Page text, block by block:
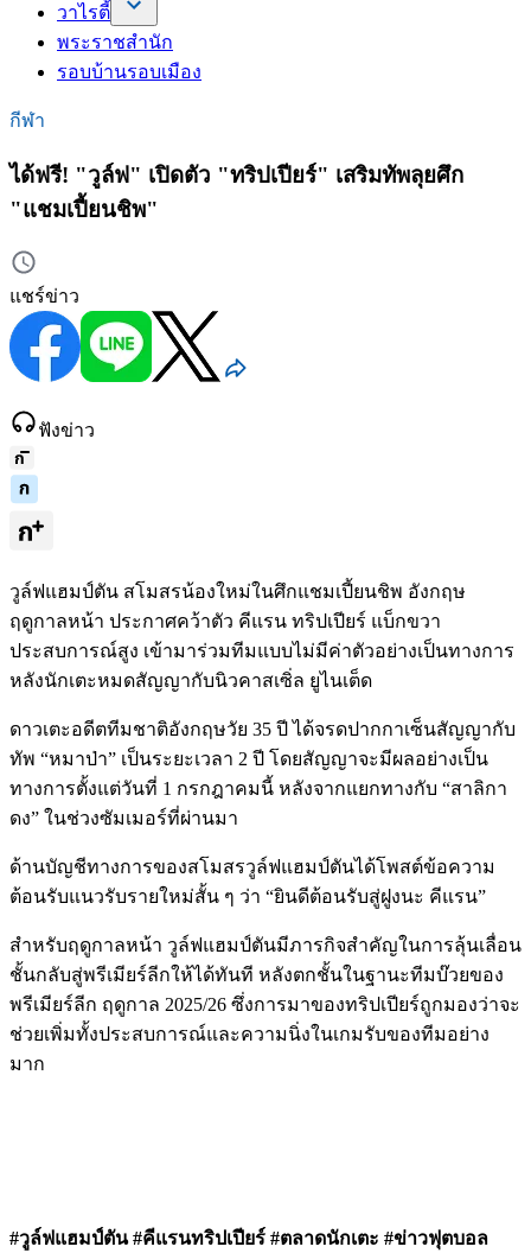
วาไรตี้
พระราชสำนัก
รอบบ้านรอบเมือง
กีฬา
ได้ฟรี! "วูล์ฟ" เปิดตัว "ทริปเปียร์" เสริมทัพลุยศึก
"แชมเปี้ยนชิพ"
แชร์ข่าว
ฟังข่าว
วูล์ฟแฮมป์ตัน สโมสรน้องใหม่ในศึกแชมเปี้ยนชิพ อังกฤษ
ฤดูกาลหน้า ประกาศคว้าตัว คีแรน ทริปเปียร์ แบ็กขวา
ประสบการณ์สูง เข้ามาร่วมทีมแบบไม่มีค่าตัวอย่างเป็นทางการ
หลังนักเตะหมดสัญญากับนิวคาสเซิ่ล ยูไนเต็ด
ดาวเตะอดีตทีมชาติอังกฤษวัย 35 ปี ได้จรดปากกาเซ็นสัญญากับ
ทัพ “หมาป่า” เป็นระยะเวลา 2 ปี โดยสัญญาจะมีผลอย่างเป็น
ทางการตั้งแต่วันที่ 1 กรกฎาคมนี้ หลังจากแยกทางกับ “สาลิกา
ดง” ในช่วงซัมเมอร์ที่ผ่านมา
ด้านบัญชีทางการของสโมสรวูล์ฟแฮมป์ตันได้โพสต์ข้อความ
ต้อนรับแนวรับรายใหม่สั้น ๆ ว่า “ยินดีต้อนรับสู่ฝูงนะ คีแรน”
สำหรับฤดูกาลหน้า วูล์ฟแฮมป์ตันมีภารกิจสำคัญในการลุ้นเลื่อน
ชั้นกลับสู่พรีเมียร์ลีกให้ได้ทันที หลังตกชั้นในฐานะทีมบ๊วยของ
พรีเมียร์ลีก ฤดูกาล 2025/26 ซึ่งการมาของทริปเปียร์ถูกมองว่าจะ
ช่วยเพิ่มทั้งประสบการณ์และความนิ่งในเกมรับของทีมอย่าง
มาก
#วูล์ฟแฮมป์ตัน #คีแรนทริปเปียร์ #ตลาดนักเตะ #ข่าวฟุตบอล